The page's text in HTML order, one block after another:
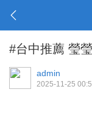
#台中推薦 瑩
admin
2025-11-25